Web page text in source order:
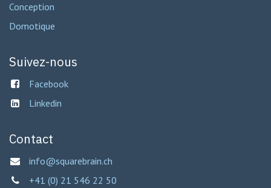
Conception
Domotique
Suivez-nous
Facebook
Linkedin
Contact
info@squarebrain.ch
+41 (0) 21 546 22 50